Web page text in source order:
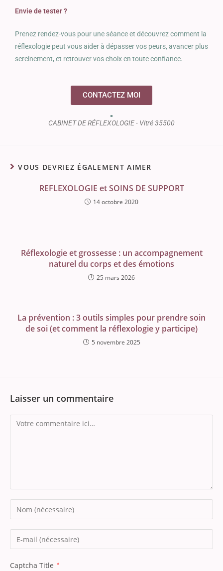
Envie de tester ?
Prenez rendez-vous pour une séance et découvrez comment la
réflexologie peut vous aider à dépasser vos peurs, avancer plus
sereinement, et retrouver vos choix en toute confiance.
CONTACTEZ MOI
CABINET DE RÉFLEXOLOGIE - Vitré 35500
VOUS DEVRIEZ ÉGALEMENT AIMER
REFLEXOLOGIE et SOINS DE SUPPORT
14 octobre 2020
Réflexologie et grossesse : un accompagnement
naturel du corps et des émotions
25 mars 2026
La prévention : 3 outils simples pour prendre soin
de soi (et comment la réflexologie y participe)
5 novembre 2025
Laisser un commentaire
Captcha Title *